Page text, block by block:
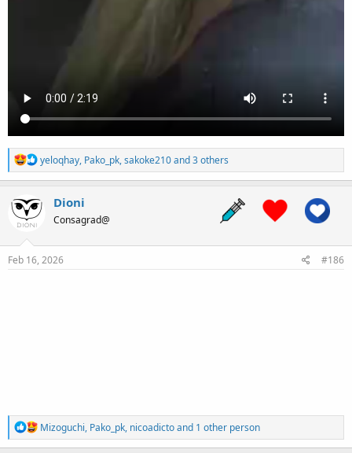
R
e
a
t
n
s
yeloqhay, Pako_pk,sakoke210and 3 others
Dioni
Consagrad@
Feb 16, 2026 #186
R
e
Mizoguchi, Pako_pk, nicoadictoand 1 other person